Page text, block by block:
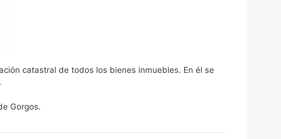
catastral de todos los bienes inmuebles. En él se
Gorgos.